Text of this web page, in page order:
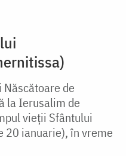
de
la Ierusalim de
vieții Sfântului
20 ianuarie), în vreme